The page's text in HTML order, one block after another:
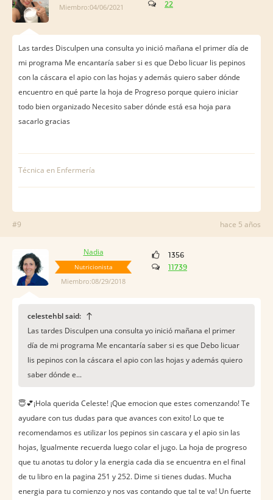
Miembro:04/06/2021 22
Las tardes Disculpen una consulta yo inició mañana el primer día de
mi programa Me encantaría saber si es que Debo licuar lis pepinos
con la cáscara el apio con las hojas y además quiero saber dónde
encuentro en qué parte la hoja de Progreso porque quiero iniciar
todo bien organizado Necesito saber dónde está esa hoja para
sacarlo gracias
Técnica en Enfermería
#9 hace 5 años
Nadia
Nutricionista
Miembro:08/29/2018
1356
11739
celestehbl said:
Las tardes Disculpen una consulta yo inició mañana el primer
día de mi programa Me encantaría saber si es que Debo licuar
lis pepinos con la cáscara el apio con las hojas y además quiero
saber dónde e...
😇💕¡Hola querida Celeste! ¡Que emocion que estes comenzando! Te
ayudare con tus dudas para que avances con exito! Lo que te
recomendamos es utilizar los pepinos sin cascara y el apio sin las
hojas, Igualmente recuerda luego colar el jugo. La hoja de progreso
que tu anotas tu dolor y la energia cada dia se encuentra en el final
de tu libro en la pagina 251 y 252. Dime si tienes dudas. Mucha
energia para tu comienzo y nos vas contando que tal te va! Un fuerte